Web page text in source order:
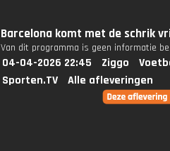
Barcelona komt met de schrik
Van dit programma is geen informatie
04-04-2026 22:45 Ziggo
Sporten.TV
Alle afleveringen